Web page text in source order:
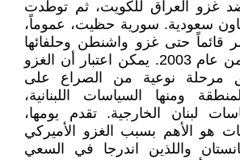
ضد غزو العراق للكويت، ثم توطَّدت
سعودية. سورية حظيت، عموماً،
قائماً حتى غزو واشنطن وحلفائها
للعراق في نيسان من عام 2003. يمكن اعتبار أن الغزو
مرحلة نوعية من الصراع على
ومنها السياسات اللبنانية،
لبنان الخارجية. تقدم يومها،
هو الأهم بسبب الغزو الأميركي
واللذين اندرجا في السعي